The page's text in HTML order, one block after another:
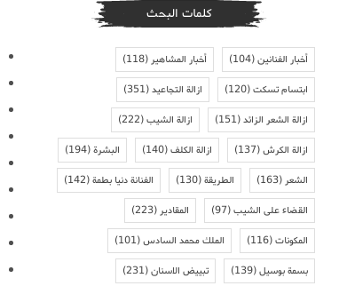
كلمات البحث
أخبار الفنانين(104) أخبار المشاهير(118)
ابتسام تسكت(120) ازالة التجاعيد(351)
ازالة الشعر الزائد(151) ازالة الشيب(222)
ازالة الكرش(137) ازالة الكلف(140) البشرة(194)
الشعر(163) الطريقة(130) الفنانة دنيا بطمة(142)
القضاء على الشيب(97) المقادير(223)
المكونات(116) الملك محمد السادس(101)
بسمة بوسيل(139) تبييض الاسنان(231)